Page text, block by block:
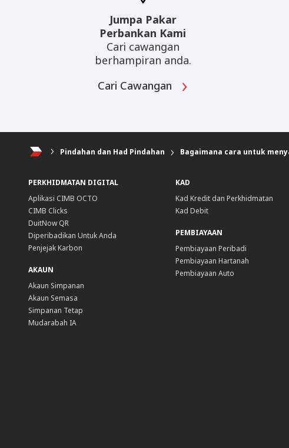
Jumpa Pakar
Perbankan Kami
Cari cawangan
berhampiran anda.
Cari Cawangan
Pindahan dan Had Pindahan Bagaimana cara untuk
PERKHIDMATAN DIGITAL
Aplikasi CIMB OCTO
CIMB Clicks
DuitNow QR
Diperibadikan Untuk Anda
Penjejak Karbon
AKAUN
Akaun Simpanan
Akaun Semasa
Simpanan Tetap
Mudarabah IA
KAD
Kad Kredit dan Perkhidmatan
Kad Debit
PEMBIAYAAN
Pembiayaan Peribadi
Pembiayaan Hartanah
Pembiayaan Auto